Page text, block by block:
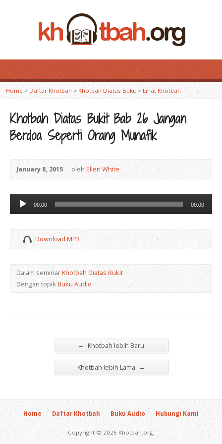
Home > Daftar Khotbah >Khotbah Diatas Bukit>Lihat Khotbah
Khotbah Diatas Bukit Bab 26 Jangan
Berdoa Seperti Orang Munafik
January 8, 2015 olehEllen White
Audio
Player
00:00 00:00
Download MP3
Dalam seminarKhotbah Diatas Bukit
Dengan topikBuku Audio
← Khotbah lebih Baru
Khotbah lebih Lama →
Home Daftar Khotbah Buku Audio Hubungi Kami
Copyright © 2026 Khotbah.org.